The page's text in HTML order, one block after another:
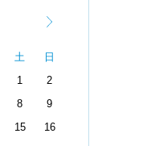
土
日
1
2
8
9
15
16